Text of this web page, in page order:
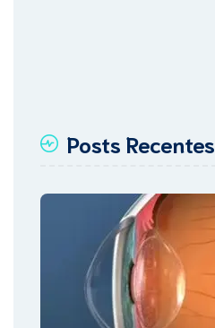
Posts Recentes